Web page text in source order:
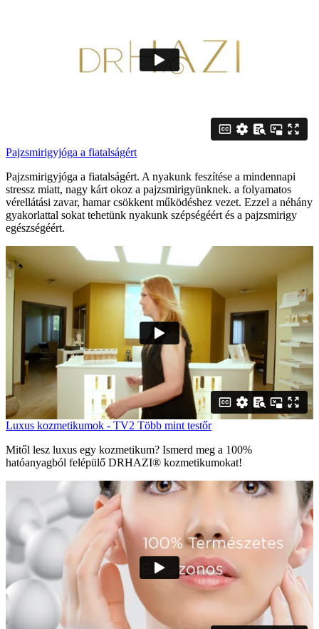
Pajzsmirigyjóga a fiatalságért
Pajzsmirigyjóga a fiatalságért. A nyakunk feszítése a mindennapi
stressz miatt, nagy kárt okoz a pajzsmirigyünknek. a folyamatos
vérellátási zavar, hamar csökkent működéshez vezet. Ezzel a néhány
gyakorlattal sokat tehetünk nyakunk szépségéért és a pajzsmirigy
egészségéért.
Luxus kozmetikumok - TV2 Több mint testőr
Mitől lesz luxus egy kozmetikum? Ismerd meg a 100%
hatóanyagból felépülő DRHAZI® kozmetikumokat!